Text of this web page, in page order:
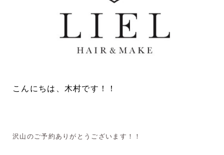
こんにちは、木村です！！
沢山のご予約ありがとうございます！！